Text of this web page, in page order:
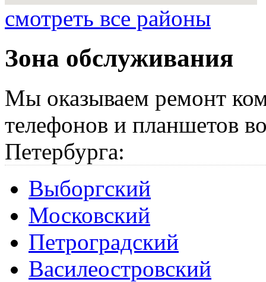
смотреть все районы
Зона обслуживания
Мы оказываем ремонт
телефонов и планшетов
Петербурга:
Выборгский
Московский
Петроградский
Василеостровский